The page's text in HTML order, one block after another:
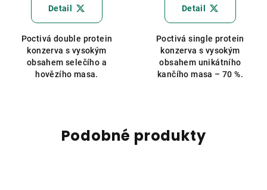
produktu
z
5
hvězdiček.
Detail
Poctivá double protein
konzerva s vysokým
obsahem selečího a
hovězího masa.
produktu
z
5
hvězdiček.
Detail
Poctivá single protein
konzerva s vysokým
obsahem unikátního
kančího masa – 70 %.
Podobné produkty